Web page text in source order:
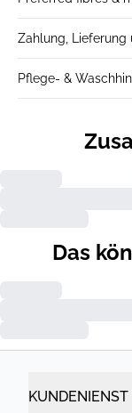
Zahlung, Lieferung
Pflege- &
Das
KUNDENIENST